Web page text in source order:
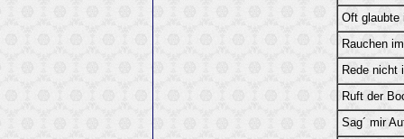
Oft glaubte
Rauchen
Rede nicht
Ruft der
Sag´ mir